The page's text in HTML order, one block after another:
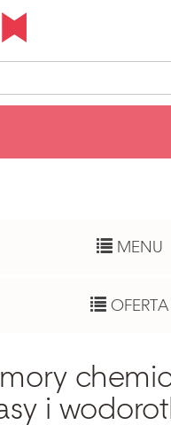
MENU
OFERTA
i